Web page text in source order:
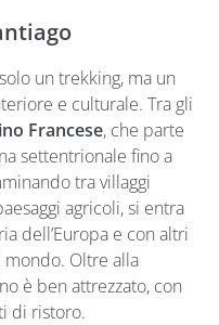
un trekking, ma un
e culturale. Tra gli
Francese, che parte
settentrionale fino a
tra villaggi
agricoli, si entra
dell’Europa e con altri
Oltre alla
è ben attrezzato, con
di ristoro.